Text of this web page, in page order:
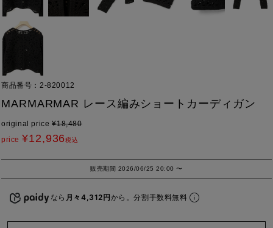
商品番号 2-820012
MARMARMAR レース編みショートカーディガン
original price ¥18,480
price ¥12,936税込
販売期間 2026/06/25 20:00〜
なら 月々4,312円から。分割手数料無料